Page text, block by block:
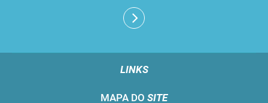
LINKS
MAPA DO SITE